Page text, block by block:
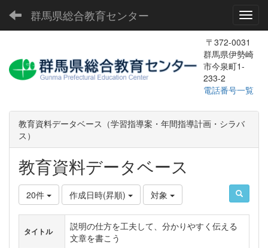
群馬県総合教育センター
〒372-0031
群馬県伊勢崎
市今泉町1-
233-2
電話番号一覧
教育資料データベース（学習指導案・年間指導計画・シラバ
ス）
教育資料データベース
20件 作成日時(昇順) 対象
タイトル
説明の仕方を工夫して、分かりやすく伝える
文章を書こう